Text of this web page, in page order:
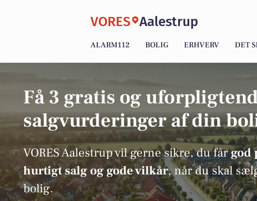
VORES Aalestrup
ALARM112 BOLIG ERHVERV DET
Få 3 gratis og
salgvurderinger af din
VORES Aalestrup vil gerne sikre, du fårgod
hurtigt salg og gode vilkår, når du skal
bolig.